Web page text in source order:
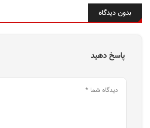
بدون دیدگاه
پاسخ دهید